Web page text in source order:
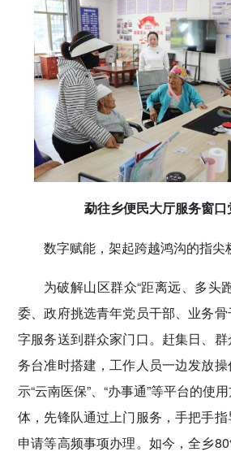
勐往乡便民大厅服务窗口
数字赋能，架起跨越鸿沟的指尖
为破解山区群众“距离远、多头
委、政府挑选青年党员干部、业务
字服务送到群众家门口。赶集日、
务台准时搭建，工作人员一边发放
示“云南医保”、“办事通”等平台的使
体，先锋队通过上门服务，手把手
申请等高频事项办理。如今，全乡